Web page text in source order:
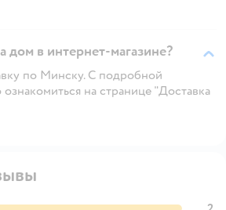
дом в интернет-магазине?
по Минску. С подробной
на странице "Доставка